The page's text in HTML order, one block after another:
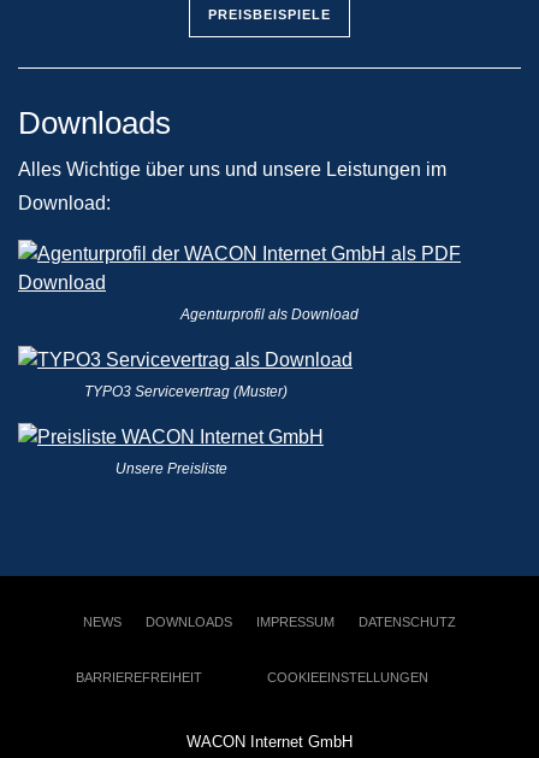
PREISBEISPIELE
Downloads
Alles Wichtige über uns und unsere Leistungen im
Download:
Agenturprofil als Download
TYPO3 Servicevertrag (Muster)
Unsere Preisliste
NEWS DOWNLOADS IMPRESSUM DATENSCHUTZ
BARRIEREFREIHEIT COOKIEEINSTELLUNGEN
WACON Internet GmbH